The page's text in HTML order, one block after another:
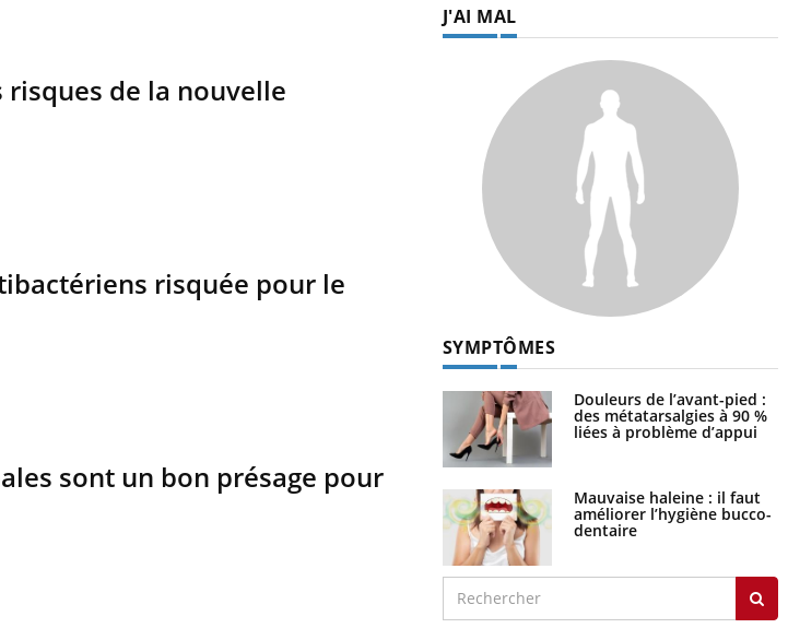
risques de la nouvelle
risquée pour le
sont un bon présage pour
J'AI MAL
SYMPTÔMES
Douleurs de l’avant-pied :
des métatarsalgies à 90 %
liées à problème d’appui
Mauvaise haleine : il faut
améliorer l’hygiène bucco-
dentaire